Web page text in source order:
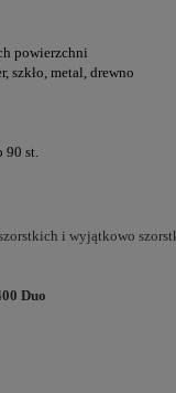
powierzchni
szkło, metal, drewno
st.
i wyjątkowo
Duo